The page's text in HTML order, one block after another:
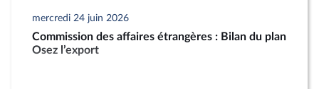
mercredi 24 juin 2026
Commission des affaires étrangères : Bilan du plan
Osez l’export